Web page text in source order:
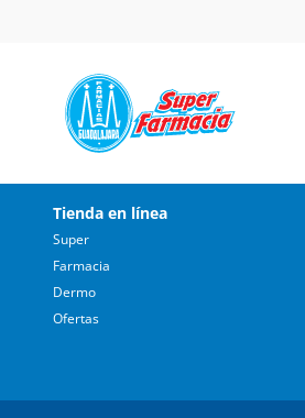
Tienda en línea
Super
Farmacia
Dermo
Ofertas